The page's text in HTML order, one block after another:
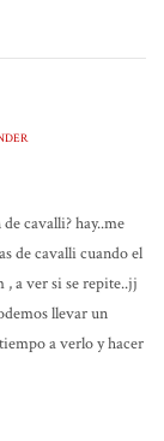
cavalli? hay..me
de cavalli cuando el
, a ver si se repite..jj
llevar un
a verlo y hacer